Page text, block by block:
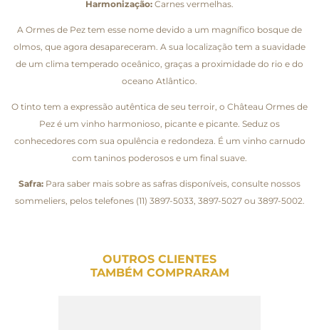
Harmonização: Carnes vermelhas.
A Ormes de Pez tem esse nome devido a um magnífico bosque de
olmos, que agora desapareceram. A sua localização tem a suavidade
de um clima temperado oceânico, graças a proximidade do rio e do
oceano Atlântico.
O tinto tem a expressão autêntica de seu terroir, o Château Ormes de
Pez é um vinho harmonioso, picante e picante. Seduz os
conhecedores com sua opulência e redondeza. É um vinho carnudo
com taninos poderosos e um final suave.
Safra: Para saber mais sobre as safras disponíveis, consulte nossos
sommeliers, pelos telefones (11) 3897-5033, 3897-5027 ou 3897-5002.
OUTROS CLIENTES
TAMBÉM COMPRARAM